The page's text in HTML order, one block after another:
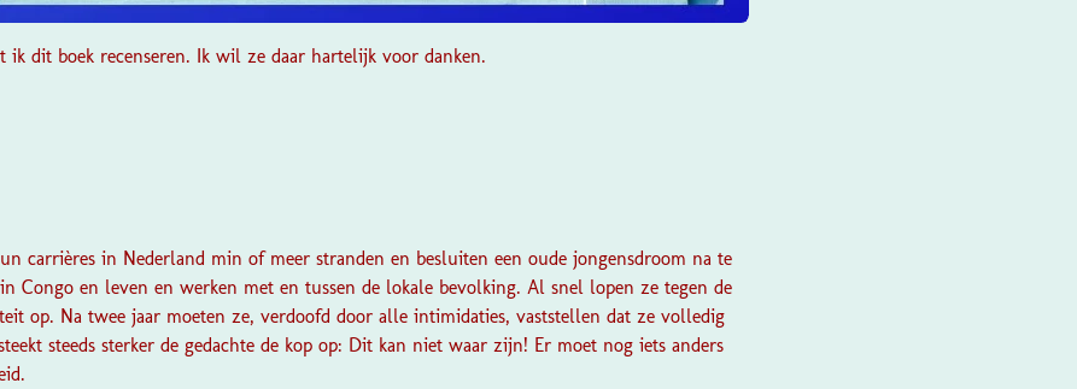
ik dit boek recenseren. Ik wil ze daar hartelijk voor danken.
carrières in Nederland min of meer stranden en besluiten een oude jongensdroom na te
Congo en leven en werken met en tussen de lokale bevolking. Al snel lopen ze tegen de
op. Na twee jaar moeten ze, verdoofd door alle intimidaties, vaststellen dat ze volledig
steeds sterker de gedachte de kop op: Dit kan niet waar zijn! Er moet nog iets anders